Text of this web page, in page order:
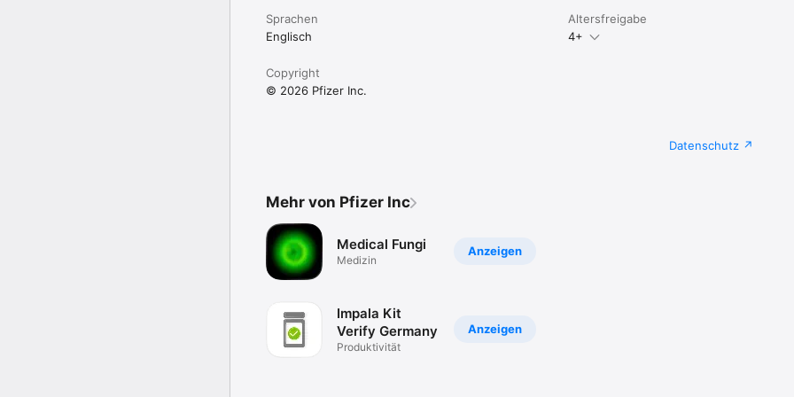
Sprachen
Englisch
Altersfreigabe
4+
Copyright
© 2026 Pfizer Inc.
Datenschutz
Mehr von Pfizer Inc
Anzeigen
Medical Fungi
Medizin
Anzeigen
Impala Kit
Verify Germany
Produktivität